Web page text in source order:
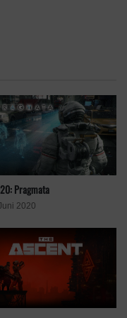
SGF 2022
Pragmata
2020